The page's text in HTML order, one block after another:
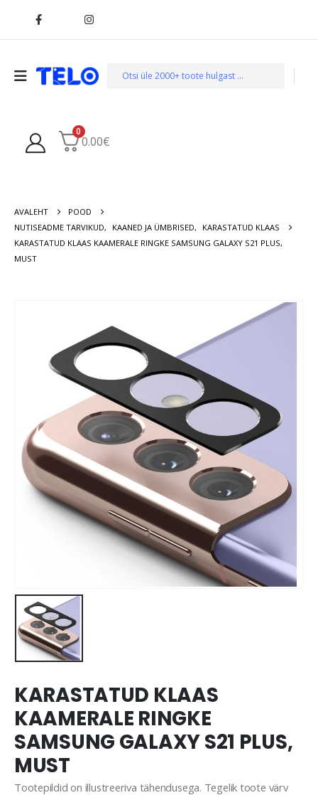
0
0.00€
AVALEHT
POOD
NUTISEADME TARVIKUD, KAANED JA ÜMBRISED,
KARASTATUD KLAAS
KARASTATUD KLAAS KAAMERALE RINGKE SAMSUNG GALAXY S21 PLUS,
MUST
KARASTATUD KLAAS
KAAMERALE RINGKE
SAMSUNG GALAXY S21 PLUS,
MUST
Tootepildid on illustreeriva tähendusega. Tegelik toote värv